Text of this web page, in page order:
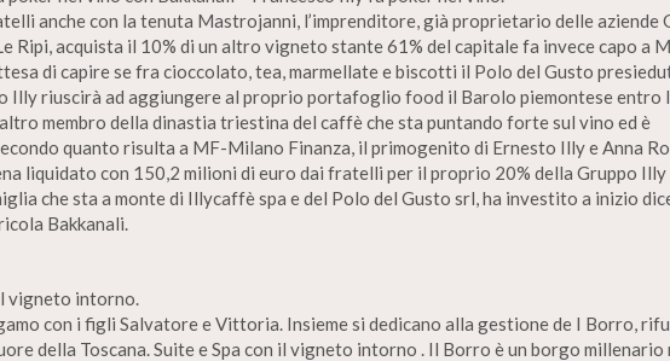
anche con la tenuta Mastrojanni, l’imprenditore, già proprietario delle aziende
Ripi, acquista il 10% di un altro vigneto stante 61% del capitale fa invece capo a
di capire se fra cioccolato, tea, marmellate e biscotti il Polo del Gusto
Illy riuscirà ad aggiungere al proprio portafoglio food il Barolo piemontese entro
altro membro della dinastia triestina del caffè che sta puntando forte sul vino ed è
quanto risulta a MF-Milano Finanza, il primogenito di Ernesto Illy e Anna
liquidato con 150,2 milioni di euro dai fratelli per il proprio 20% della Gruppo Illy
che sta a monte di Illycaffè spa e del Polo del Gusto srl, ha investito a inizio
Bakkanali.
vigneto intorno.
con i figli Salvatore e Vittoria. Insieme si dedicano alla gestione de I Borro,
della Toscana. Suite e Spa con il vigneto intorno . Il Borro è un borgo millenario